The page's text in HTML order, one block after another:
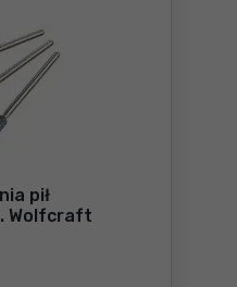
pił
Wolfcraft